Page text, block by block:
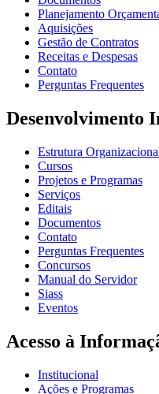
Planejamento
Aquisições
Gestão de Contratos
Receitas e Despesas
Contato
Perguntas Frequentes
Desenvolvimento
Estrutura
Cursos
Projetos e Programas
Serviços
Editais
Documentos
Contato
Perguntas Frequentes
Concursos
Manual do Servidor
Siass
Eventos
Acesso à
Institucional
Ações e Programas